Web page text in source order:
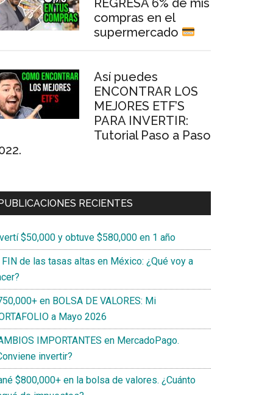
REGRESA 6% de mis
compras en el
supermercado
Así puedes
ENCONTRAR LOS
MEJORES ETF’S
PARA INVERTIR:
Tutorial Paso a Paso
RECIENTES
$50,000 y obtuve $580,000 en 1 año
FIN de las tasas altas en México: ¿Qué voy a
en BOLSA DE VALORES: Mi
a Mayo 2026
IMPORTANTES en MercadoPago.
invertir?
$800,000+ en la bolsa de valores. ¿Cuánto